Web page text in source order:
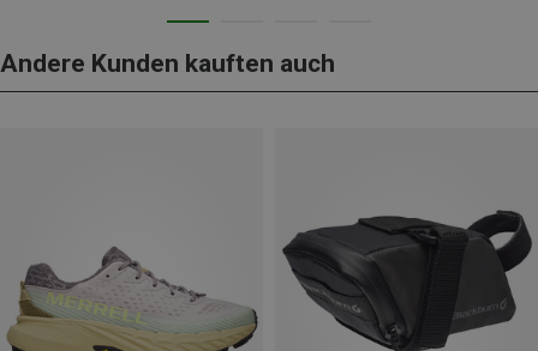
Andere Kunden kauften auch